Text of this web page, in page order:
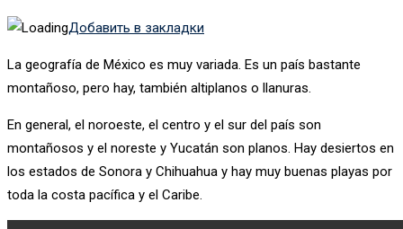
Добавить в закладки
La geografía de México es muy variada. Es un país bastante
montañoso, pero hay, también altiplanos o llanuras.
En general, el noroeste, el centro y el sur del país son
montañosos y el noreste y Yucatán son planos. Hay desiertos en
los estados de Sonora y Chihuahua y hay muy buenas playas por
toda la costa pacífica y el Caribe.